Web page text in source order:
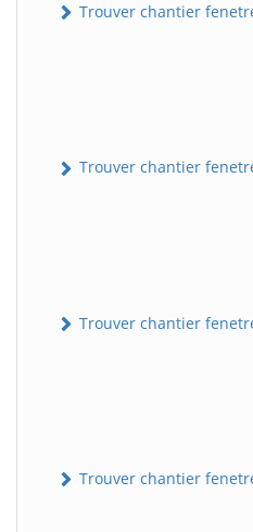
Trouver chantier
Trouver chantier
Trouver chantier
Trouver chantier